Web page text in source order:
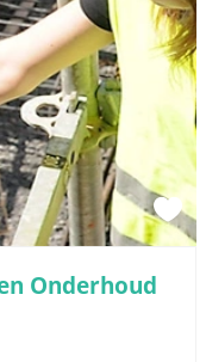
Onderhoud